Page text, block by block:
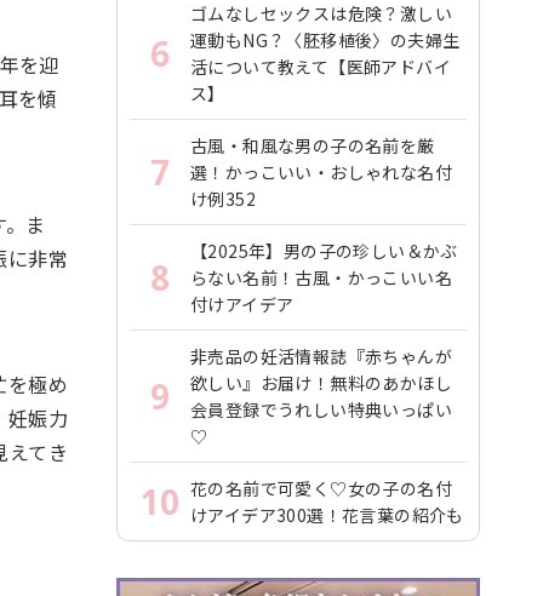
を迎
を傾
ま
に非常
極め
妊娠力
てき
6
ゴムなしセックスは危険？激しい
運動もNG？〈胚移植後〉の夫婦生
活について教えて【医師アドバイ
ス】
7
古風・和風な男の子の名前を厳
選！かっこいい・おしゃれな名付
け例352
8
【2025年】男の子の珍しい＆かぶ
らない名前！古風・かっこいい名
付けアイデア
9
非売品の妊活情報誌『赤ちゃんが
欲しい』お届け！無料のあかほし
会員登録でうれしい特典いっぱい
♡
10 花の名前で可愛く♡女の子の名付
けアイデア300選！花言葉の紹介も